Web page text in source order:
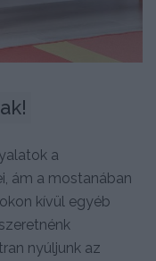
a
ám a mostanában
kívül egyéb
nyúljunk az